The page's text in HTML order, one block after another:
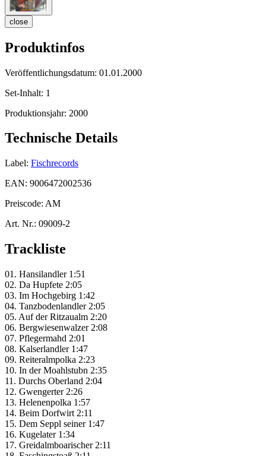
close
Produktinfos
Veröffentlichungsdatum: 01.01.2000
Set-Inhalt: 1
Produktionsjahr: 2000
Technische Details
Label: Fischrecords
EAN: 9006472002536
Preiscode: AM
Art. Nr.: 09009-2
Trackliste
01. Hansilandler 1:51
02. Da Hupfete 2:05
03. Im Hochgebirg 1:42
04. Tanzbodenlandler 2:05
05. Auf der Ritzaualm 2:20
06. Bergwiesenwalzer 2:08
07. Pflegermahd 2:01
08. Kalserlandler 1:47
09. Reiteralmpolka 2:23
10. In der Moahlstubn 2:35
11. Durchs Oberland 2:04
12. Gwengerter 2:26
13. Helenenpolka 1:57
14. Beim Dorfwirt 2:11
15. Dem Seppl seiner 1:47
16. Kugelater 1:34
17. Greidalmboarischer 2:11